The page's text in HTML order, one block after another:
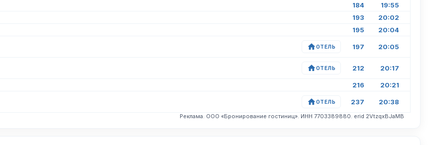
184 19:55
193 20:02
195 20:04
ОТЕЛЬ 197 20:05
ОТЕЛЬ 212 20:17
216 20:21
ОТЕЛЬ 237 20:38
Реклама. ООО «Бронирование гостиниц». ИНН 7703389880. erid 2VtzqxBJaMB